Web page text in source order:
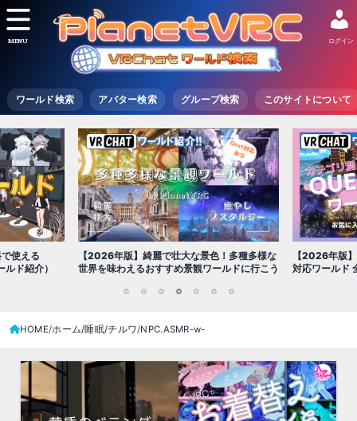
ワールド検索 アバター検索 グループ検索 このサイトについて
ログイン
MENU
使える
ド紹介）
【2026年版】綺麗で壮大な景色！多種多様な
世界を味わえるおすすめ景観ワールドに行こう
【2026年版
対応ワールド
HOME ホーム/睡眠/チルワ NPC․ASMR-w-